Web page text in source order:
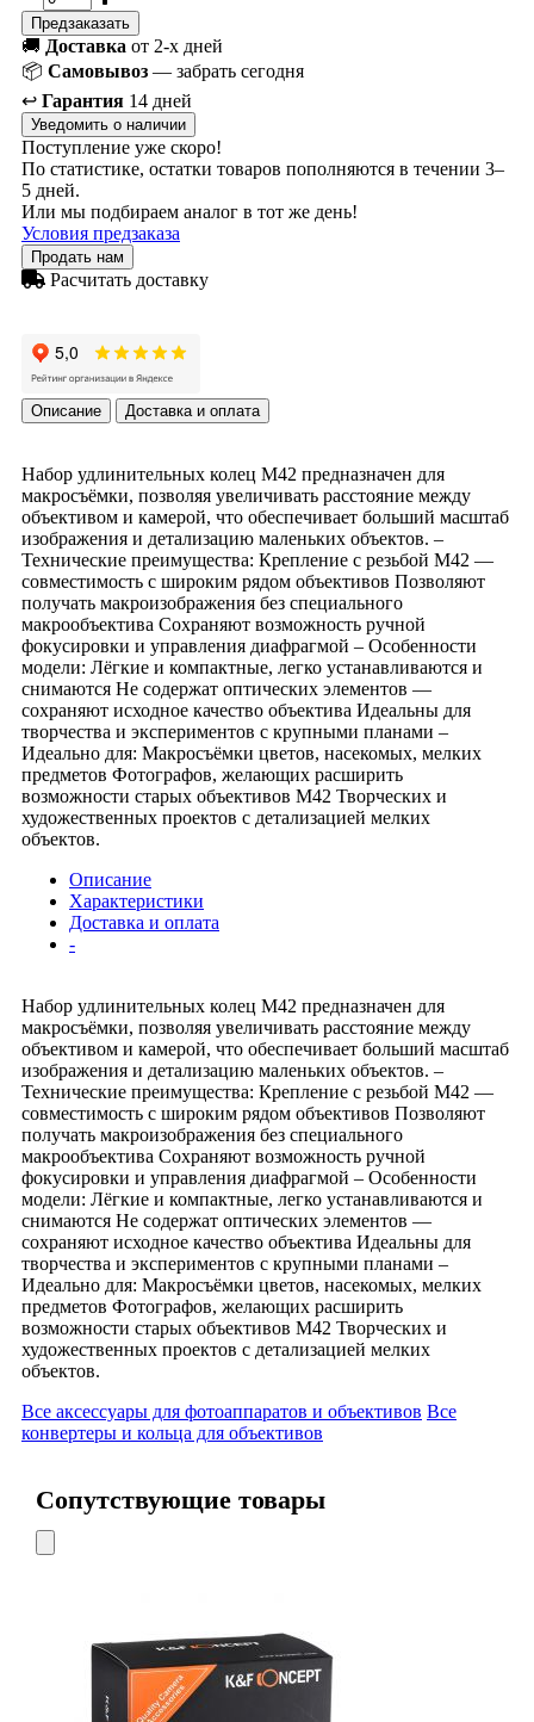
Предзаказать
🚚 Доставка от 2-х дней
📦 Самовывоз — забрать сегодня
↩️ Гарантия 14 дней
Уведомить о наличии
Поступление уже скоро!
По статистике, остатки товаров пополняются в течении 3–
5 дней.
Или мы подбираем аналог в тот же день!
Условия предзаказа
Продать нам
Расчитать доставку
Описание Доставка и оплата
Набор удлинительных колец М42 предназначен для
макросъёмки, позволяя увеличивать расстояние между
объективом и камерой, что обеспечивает больший масштаб
изображения и детализацию маленьких объектов. –
Технические преимущества: Крепление с резьбой М42 —
совместимость с широким рядом объективов Позволяют
получать макроизображения без специального
макрообъектива Сохраняют возможность ручной
фокусировки и управления диафрагмой – Особенности
модели: Лёгкие и компактные, легко устанавливаются и
снимаются Не содержат оптических элементов —
сохраняют исходное качество объектива Идеальны для
творчества и экспериментов с крупными планами –
Идеально для: Макросъёмки цветов, насекомых, мелких
предметов Фотографов, желающих расширить
возможности старых объективов М42 Творческих и
художественных проектов с детализацией мелких
объектов.
Описание
Характеристики
Доставка и оплата
-
Набор удлинительных колец М42 предназначен для
макросъёмки, позволяя увеличивать расстояние между
объективом и камерой, что обеспечивает больший масштаб
изображения и детализацию маленьких объектов. –
Технические преимущества: Крепление с резьбой М42 —
совместимость с широким рядом объективов Позволяют
получать макроизображения без специального
макрообъектива Сохраняют возможность ручной
фокусировки и управления диафрагмой – Особенности
модели: Лёгкие и компактные, легко устанавливаются и
снимаются Не содержат оптических элементов —
сохраняют исходное качество объектива Идеальны для
творчества и экспериментов с крупными планами –
Идеально для: Макросъёмки цветов, насекомых, мелких
предметов Фотографов, желающих расширить
возможности старых объективов М42 Творческих и
художественных проектов с детализацией мелких
объектов.
Все аксессуары для фотоаппаратов и объективов Все
конвертеры и кольца для объективов
Сопутствующие товары